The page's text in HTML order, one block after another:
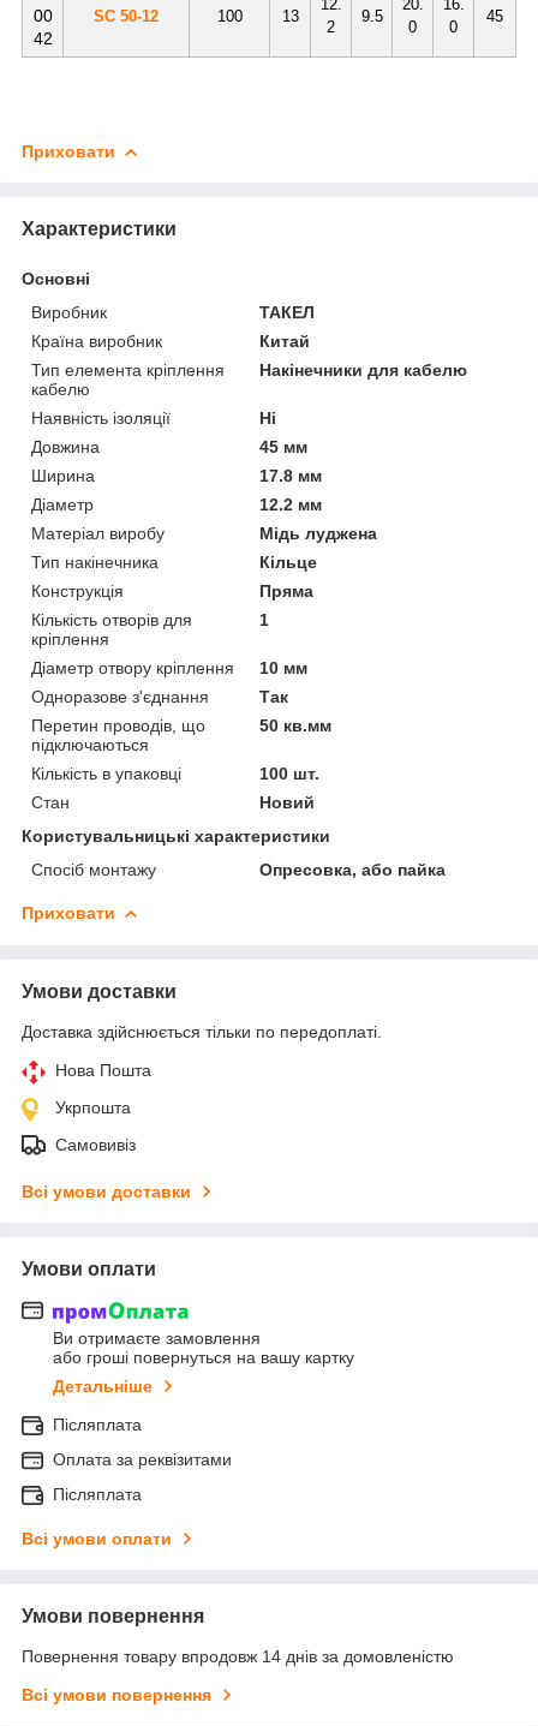
00
42
SC 50-12 100 13
12.
2
9.5
20.
0
16.
0
45
Приховати
Характеристики
Основні
Виробник
ТАКЕЛ
Країна виробник
Китай
Тип елемента кріплення
кабелю
Накінечники для кабелю
Наявність ізоляції
Ні
Довжина
45 мм
Ширина
17.8 мм
Діаметр
12.2 мм
Матеріал виробу
Мідь луджена
Тип накінечника
Кільце
Конструкція
Пряма
Кількість отворів для
кріплення
1
Діаметр отвору кріплення
10 мм
Одноразове з'єднання
Так
Перетин проводів, що
підключаються
50 кв.мм
Кількість в упаковці
100 шт.
Стан
Новий
Користувальницькі характеристики
Спосіб монтажу
Опресовка, або пайка
Приховати
Умови доставки
Доставка здійснюється тільки по передоплаті.
Нова Пошта
Укрпошта
Самовивіз
Всі умови доставки
Умови оплати
Ви отримаєте замовлення
або гроші повернуться на вашу картку
Детальніше
Післяплата
Оплата за реквізитами
Післяплата
Всі умови оплати
Умови повернення
Повернення товару впродовж 14 днів за домовленістю
Всі умови повернення